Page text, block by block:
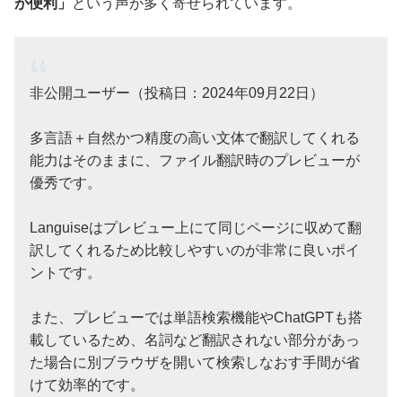
非公開ユーザー（投稿日：2024年09月22日）
多言語＋自然かつ精度の高い文体で翻訳してくれる
能力はそのままに、ファイル翻訳時のプレビューが
優秀です。
Languiseはプレビュー上にて同じページに収めて翻
訳してくれるため比較しやすいのが非常に良いポイ
ントです。
また、プレビューでは単語検索機能やChatGPTも搭
載しているため、名詞など翻訳されない部分があっ
た場合に別ブラウザを開いて検索しなおす手間が省
けて効率的です。